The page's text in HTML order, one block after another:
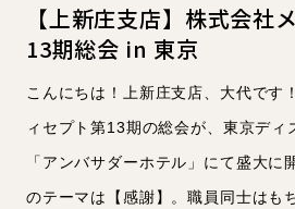
【上新庄支店】株式会社
13期総会 in 東京
こんにちは！上新庄支店、大代です
ィセプト第13期の総会が、東京ディ
「アンバサダーホテル」にて盛大に
のテーマは【感謝】。職員同士はも